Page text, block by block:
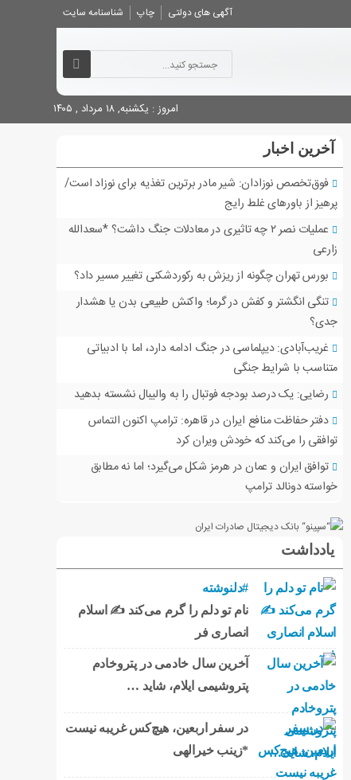
آگهی های دولتی چاپ شناسنامه سایت
امروز : یکشنبه, ۱۸ مرداد , ۱۴۰۵
آخرین اخبار
فوق‌تخصص نوزادان: شیر مادر برترین تغذیه برای نوزاد است/
پرهیز از باورهای غلط رایج
عملیات نصر ۲ چه تاثیری در معادلات جنگ داشت؟ *سعدالله
زارعی
بورس تهران چگونه از ریزش به رکوردشکنی تغییر مسیر داد؟
تنگی انگشتر و کفش در گرما؛ واکنش طبیعی بدن یا هشدار
جدی؟
غریب‌آبادی: دیپلماسی در جنگ ادامه دارد، اما با ادبیاتی
متناسب با شرایط جنگی
رضایی: یک درصد بودجه فوتبال را به والیبال نشسته بدهید
دفتر حفاظت منافع ایران در قاهره: ترامپ اکنون التماس
توافقی را می‌کند که خودش ویران کرد
توافق ایران و عمان در هرمز شکل می‌گیرد؛ اما نه مطابق
خواسته دونالد ترامپ
یادداشت
#دلنوشته
نام تو دلم را گرم می‌کند ✍️ اسلام
انصاری فر
آخرین سال خادمی در پتروخادم
پتروشیمی ایلام، شاید …
در سفر اربعین، هیچ‌کس غریبه نیست
*زینب خیرالهی